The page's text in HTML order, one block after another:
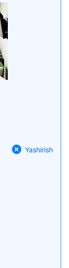
Yashirish